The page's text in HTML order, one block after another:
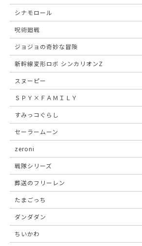
シナモロール
呪術廻戦
ジョジョの奇妙な冒険
新幹線変形ロボ シンカリオンZ
スヌーピー
ＳＰＹ×ＦＡＭＩＬＹ
すみっコぐらし
セーラームーン
zeroni
戦隊シリーズ
葬送のフリーレン
たまごっち
ダンダダン
ちいかわ